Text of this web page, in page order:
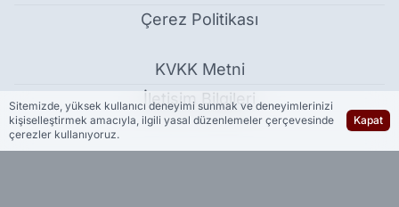
Çerez Politikası
KVKK Metni
İletişim Bilgileri
Sitemizde, yüksek kullanıcı deneyimi sunmak ve deneyimlerinizi
kişiselleştirmek amacıyla, ilgili yasal düzenlemeler çerçevesinde
çerezler kullanıyoruz.
Kapat